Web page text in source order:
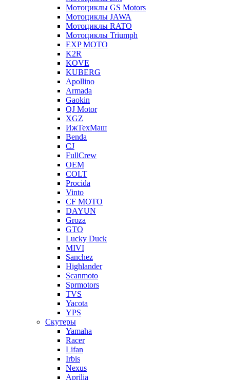
Мотоциклы GS Motors
Мотоциклы JAWA
Мотоциклы RATO
Мотоциклы Triumph
EXP MOTO
K2R
KOVE
KUBERG
Apollino
Armada
Gaokin
QJ Motor
XGZ
ИжТехМаш
Benda
CJ
FullCrew
OEM
COLT
Procida
Vinto
CF MOTO
DAYUN
Groza
GTO
Lucky Duck
MIVI
Sanchez
Highlander
Scanmoto
Sprmotors
TVS
Yacota
YPS
Скутеры
Yamaha
Racer
Lifan
Irbis
Nexus
Aprilia